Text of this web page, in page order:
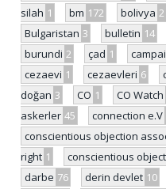
silah 1 bm 172 bolivya 2
Bulgaristan 3 bulletin 14
burundi 2 çad 1
cezaevi 1 cezaevleri 6
doğan 3 CO 1 CO Watch
askerler 45 connection e.V
conscientious objection
right 1 conscientious
darbe 76 derin devlet 10